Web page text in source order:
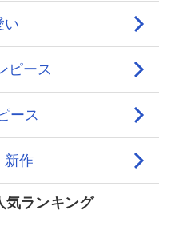
気ランキング